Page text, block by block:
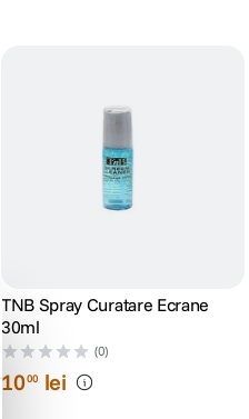
TNB Spray Curatare Ecrane
30ml
(0)
1000 lei